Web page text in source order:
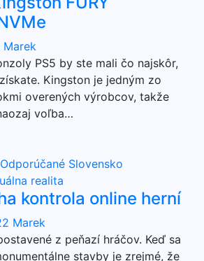
Marek
PS5 by ste mali čo najskôr,
Kingston je jedným zo
overených výrobcov, takže
voľba…
Odporúčané Slovensko
realita
kontrola online herní
Marek
z peňazí hráčov. Keď sa
stavby je zrejmé, že